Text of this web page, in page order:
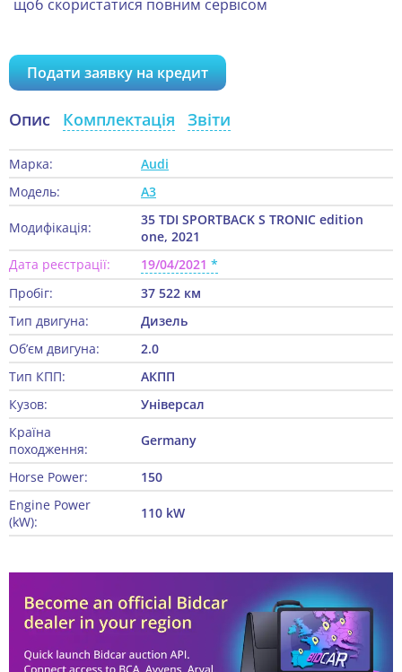
щоб скористатися повним сервісом
Подати заявку на кредит
Опис Комплектація Звіти
Марка:
Audi
Модель:
A3
Модифікація:
35 TDI SPORTBACK S TRONIC edition
one, 2021
Дата реєстрації:
19/04/2021
Пробіг:
37 522 км
Тип двигуна:
Дизель
Об’єм двигуна:
2.0
Тип КПП:
АКПП
Кузов:
Універсал
Країна
походження:
Germany
Horse Power:
150
Engine Power
(kW):
110 kW